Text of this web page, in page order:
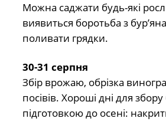
Можна саджати будь-які
виявиться боротьба з
поливати грядки.
30-31 серпня
Збір врожаю, обрізка
посівів. Хороші дні для
підготовкою до осені: